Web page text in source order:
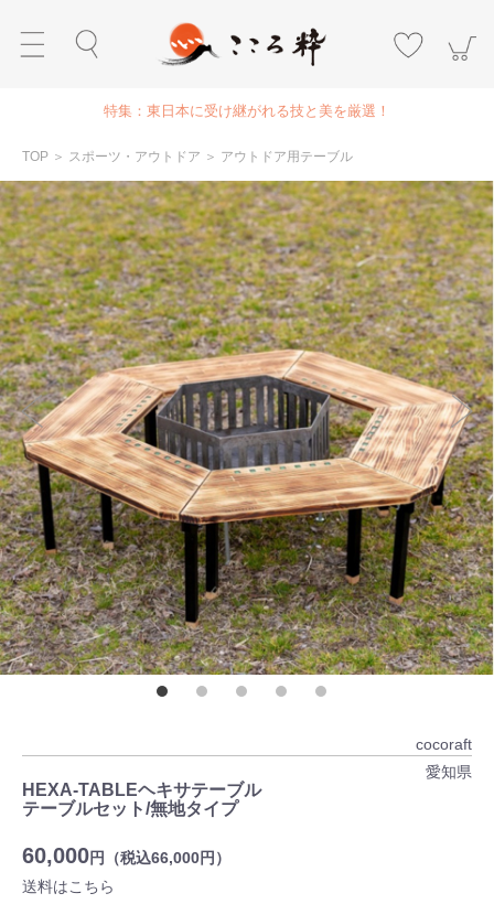
特集：東日本に受け継がれる技と美を厳選！
TOP ＞ スポーツ・アウトドア ＞ アウトドア用テーブル
cocoraft
愛知県
HEXA-TABLEヘキサテーブル
テーブルセット/無地タイプ
60,000円（税込66,000円）
送料はこちら